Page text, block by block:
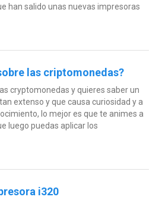
han salido unas nuevas impresoras
las criptomonedas?
cryptomonedas y quieres saber un
extenso y que causa curiosidad y a
lo mejor es que te animes a
luego puedas aplicar los
i320